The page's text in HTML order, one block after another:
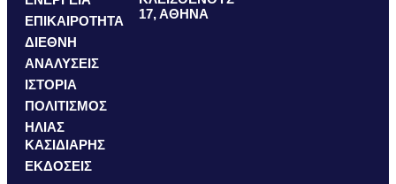
ΕΠΙΚΑΙΡΟΤΗΤΑ
ΔΙΕΘΝΗ
ΑΝΑΛΥΣΕΙΣ
ΙΣΤΟΡΙΑ
ΠΟΛΙΤΙΣΜΟΣ
ΗΛΙΑΣ
ΚΑΣΙΔΙΑΡΗΣ
ΕΚΔΟΣΕΙΣ
17, ΑΘΗΝΑ